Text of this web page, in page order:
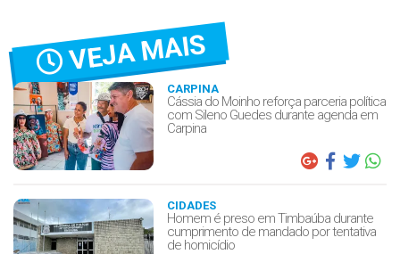
VEJA MAIS
CARPINA
Cássia do Moinho reforça parceria política
com Sileno Guedes durante agenda em
Carpina
CIDADES
Homem é preso em Timbaúba durante
cumprimento de mandado por tentativa
de homicídio